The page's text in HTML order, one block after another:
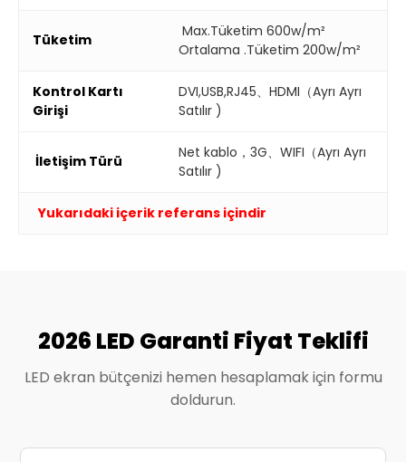
Tüketim
Max.Tüketim 600w/m²
Ortalama .Tüketim 200w/m²
Kontrol Kartı
Girişi
DVI,USB,RJ45、HDMI（Ayrı Ayrı
Satılır )
İletişim Türü
Net kablo，3G、WIFI（Ayrı Ayrı
Satılır )
Yukarıdaki içerik referans içindir
2026 LED Garanti Fiyat Teklifi
LED ekran bütçenizi hemen hesaplamak için formu
doldurun.